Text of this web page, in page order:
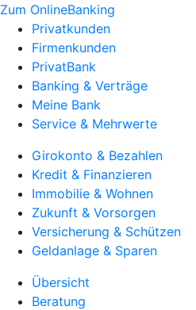
Zum OnlineBanking
Privatkunden
Firmenkunden
PrivatBank
Banking & Verträge
Meine Bank
Service & Mehrwerte
Girokonto & Bezahlen
Kredit & Finanzieren
Immobilie & Wohnen
Zukunft & Vorsorgen
Versicherung & Schützen
Geldanlage & Sparen
Übersicht
Beratung